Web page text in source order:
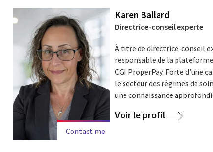
Contact me
Karen Ballard
Directrice-conseil experte
À titre de directrice-conseil
responsable de la
CGI ProperPay. Forte d’une
le secteur des régimes de
une connaissance
Voir le profil